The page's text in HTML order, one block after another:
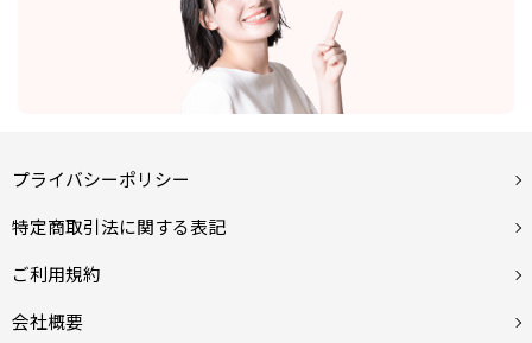
プライバシーポリシー
特定商取引法に関する表記
ご利用規約
会社概要